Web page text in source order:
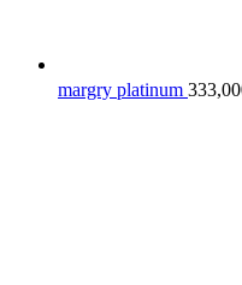
margry platinum